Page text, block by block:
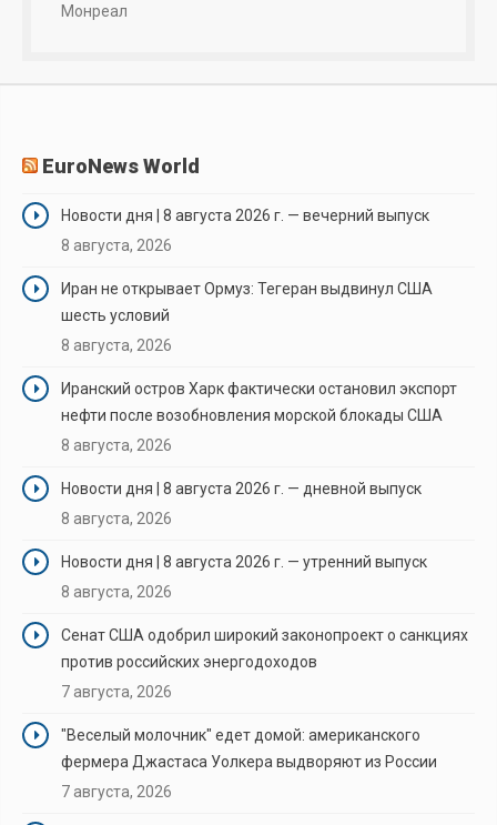
Монреал
EuroNews World
Новости дня | 8 августа 2026 г. — вечерний выпуск
8 августа, 2026
Иран не открывает Ормуз: Тегеран выдвинул США
шесть условий
8 августа, 2026
Иранский остров Харк фактически остановил экспорт
нефти после возобновления морской блокады США
8 августа, 2026
Новости дня | 8 августа 2026 г. — дневной выпуск
8 августа, 2026
Новости дня | 8 августа 2026 г. — утренний выпуск
8 августа, 2026
Сенат США одобрил широкий законопроект о санкциях
против российских энергодоходов
7 августа, 2026
"Веселый молочник" едет домой: американского
фермера Джастаса Уолкера выдворяют из России
7 августа, 2026